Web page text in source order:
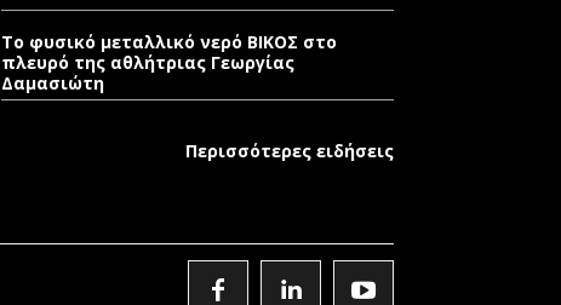
Το φυσικό μεταλλικό νερό ΒΙΚΟΣ στο
πλευρό της αθλήτριας Γεωργίας
Δαμασιώτη
Περισσότερες ειδήσεις